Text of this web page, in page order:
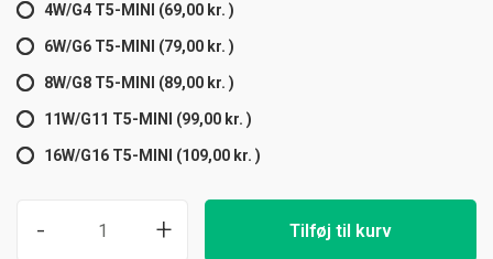
4W/G4 T5-MINI (69,00 kr. )
6W/G6 T5-MINI (79,00 kr. )
8W/G8 T5-MINI (89,00 kr. )
11W/G11 T5-MINI (99,00 kr. )
16W/G16 T5-MINI (109,00 kr. )
- + Tilføj til kurv